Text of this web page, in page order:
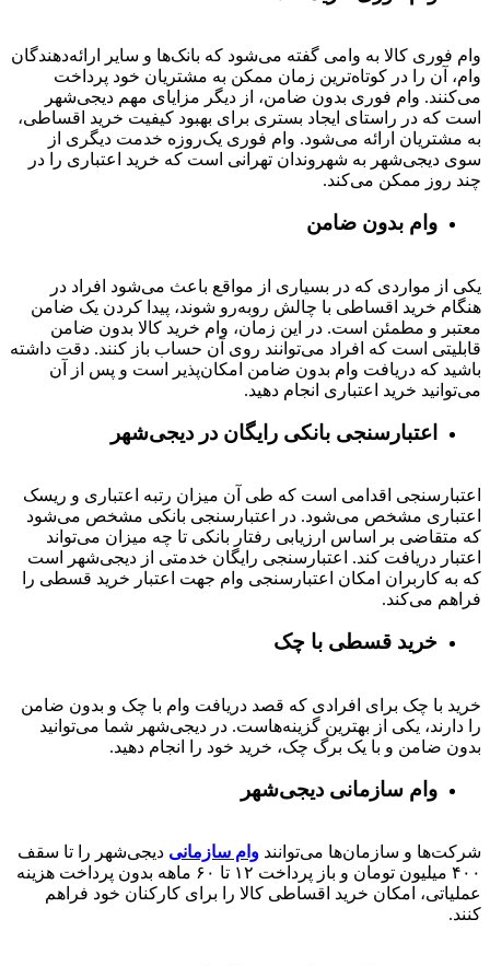
وام فوری کالا به وامی گفته می‌شود که بانک‌ها و سایر ارائه‌دهندگان
وام، آن را در کوتاه‌ترین زمان ممکن به مشتریان خود پرداخت
می‌کنند. وام فوری بدون ضامن، از دیگر مزایای مهم دیجی‌شهر
است که در راستای ایجاد بستری برای بهبود کیفیت خرید اقساطی،
به مشتریان ارائه می‌شود. وام فوری یک‌روزه خدمت دیگری از
سوی دیجی‌شهر به شهروندان تهرانی است که خرید اعتباری را در
چند روز ممکن می‌کند.
وام بدون ضامن
یکی از مواردی که در بسیاری از مواقع باعث می‌شود افراد در
هنگام خرید اقساطی با چالش روبه‌رو شوند، پیدا کردن یک ضامن
معتبر و مطمئن است. در این زمان، وام خرید کالا بدون ضامن
قابلیتی است که افراد می‌توانند روی آن حساب باز کنند. دقت داشته
باشید که دریافت وام بدون ضامن امکان‌پذیر است و پس از آن
می‌توانید خرید اعتباری انجام دهید.
اعتبارسنجی بانکی رایگان در دیجی‌شهر
اعتبارسنجی اقدامی است که طی آن میزان رتبه اعتباری و ریسک
اعتباری مشخص می‌شود. در اعتبارسنجی بانکی مشخص می‌شود
که متقاضی بر اساس ارزیابی رفتار بانکی تا چه میزان می‌تواند
اعتبار دریافت کند. اعتبارسنجی رایگان خدمتی از دیجی‌شهر است
که به کاربران امکان اعتبارسنجی وام جهت اعتبار خرید قسطی را
فراهم می‌کند.
خرید قسطی با چک
خرید با چک برای افرادی که قصد دریافت وام با چک و بدون ضامن
را دارند، یکی از بهترین گزینه‌هاست. در دیجی‌شهر شما می‌توانید
بدون ضامن و با یک برگ چک، خرید خود را انجام دهید.
وام سازمانی دیجی‌شهر
شرکت‌ها و سازمان‌ها می‌توانند وام سازمانی دیجی‌شهر را تا سقف
۴۰۰ میلیون تومان و باز پرداخت ۱۲ تا ۶۰
ماهه بدون پرداخت هزینه
عملیاتی، امکان خرید اقساطی کالا را برای کارکنان خود فراهم
کنند.